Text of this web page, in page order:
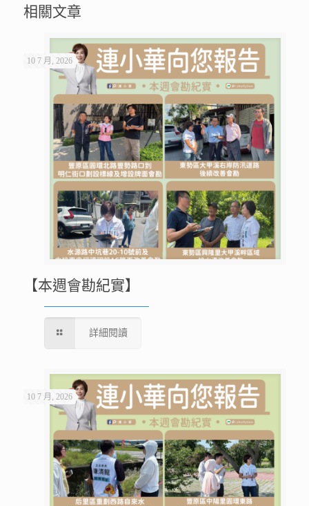
相關文章
10 7 月, 2026
【本週會勘紀實】
詳細閱讀
10 7 月, 2026